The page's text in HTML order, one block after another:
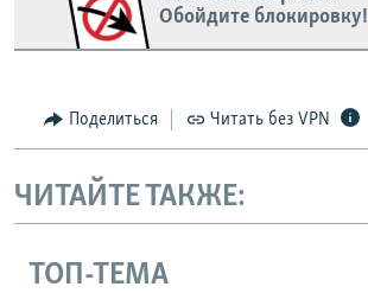
Обойдите блокировку!
Поделиться Читать без VPN
ЧИТАЙТЕ ТАКЖЕ:
ТОП-ТЕМА